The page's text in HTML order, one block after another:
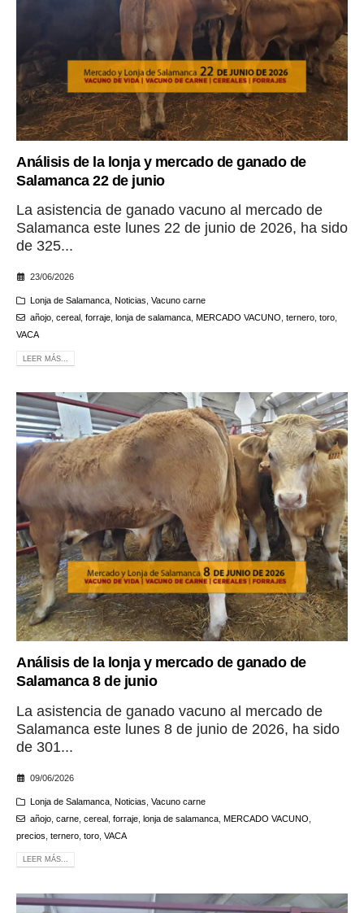
Análisis de la lonja y mercado de ganado de
Salamanca 22 de junio
La asistencia de ganado vacuno al mercado de
Salamanca este lunes 22 de junio de 2026, ha sido
de 325...
23/06/2026
Lonja de Salamanca, Noticias, Vacuno carne
añojo, cereal , forraje, lonja de salamanca, MERCADO VACUNO, ternero, toro,
VACA
LEER MÁS...
Análisis de la lonja y mercado de ganado de
Salamanca 8 de junio
La asistencia de ganado vacuno al mercado de
Salamanca este lunes 8 de junio de 2026, ha sido
de 301...
09/06/2026
Lonja de Salamanca, Noticias Vacuno carne
añojo, carne, cereal forraje, lonja de salamanca, MERCADO VACUNO
precios ternero toro VACA
LEER MÁS...